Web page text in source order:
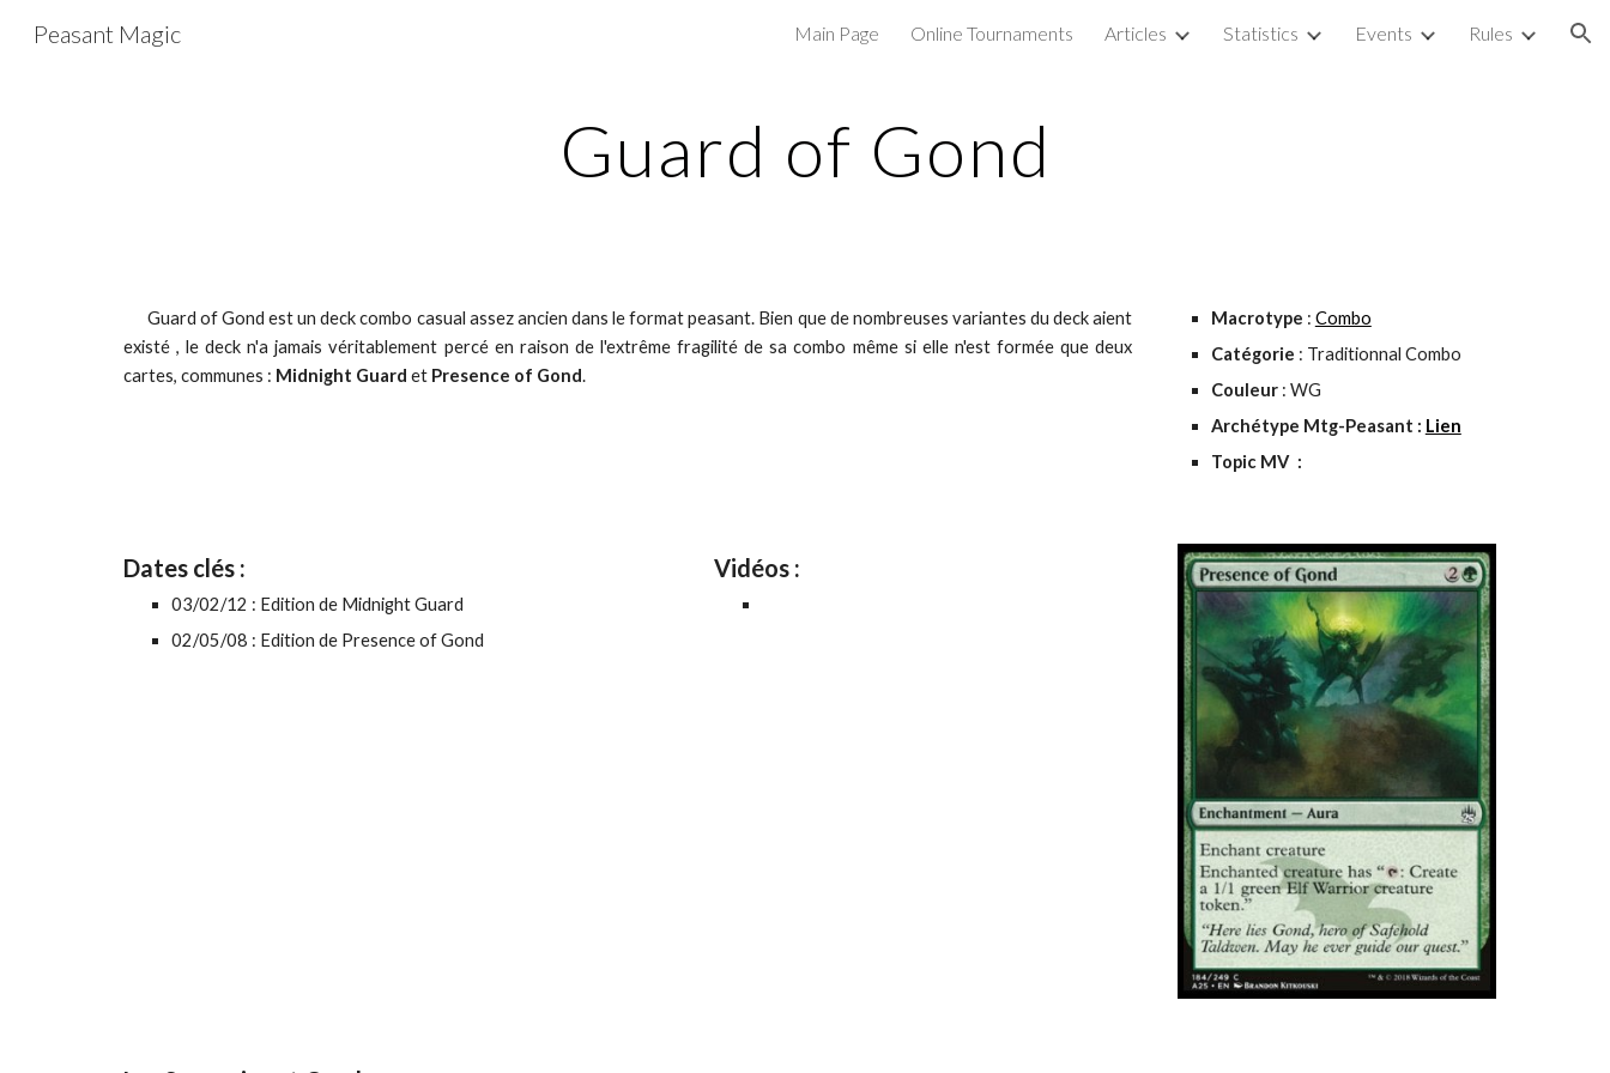
Skip to navigation
Peasant Magic Main Page Online Tournaments Articles Statistics Events Rules
Guard of Gond
Guard of Gond est un deck combo casual assez ancien dans le format peasant. Bien que de nombreuses variantes du deck aient
existé , le deck n'a jamais véritablement percé en raison de l'extrême fragilité de sa combo même si elle n'est formée que deux
cartes, communes : Midnight Guard et Presence of Gond.
Macrotype : Combo
Catégorie : Traditionnal Combo
Couleur : WG
Archétype Mtg-Peasant : Lien
Topic MV :
Dates clés :
03/02/12 : Edition de Midnight Guard
02/05/08 : Edition de Presence of Gond
Vidéos :